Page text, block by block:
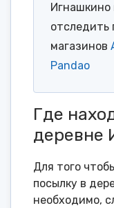
Игнашкино
отследить
магазинов
Pandao
Где
деревне
Для того
посылку в
необходимо,